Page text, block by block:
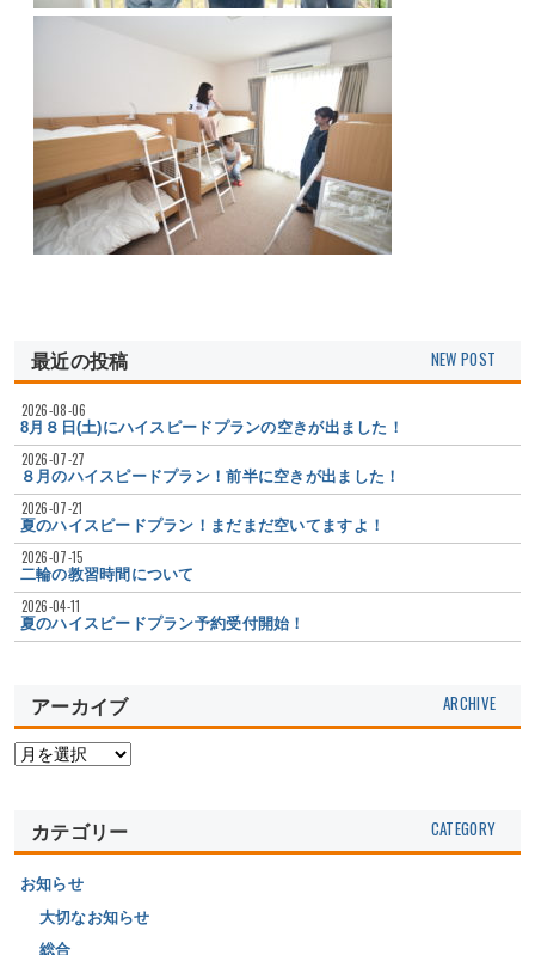
最近の投稿
8月８日(土)にハイスピードプランの空きが出ました！
2026-08-06
８月のハイスピードプラン！前半に空きが出ました！
2026-07-27
夏のハイスピードプラン！まだまだ空いてますよ！
2026-07-21
二輪の教習時間について
2026-07-15
夏のハイスピードプラン予約受付開始！
2026-04-11
アーカイブ
カテゴリー
お知らせ
大切なお知らせ
総合